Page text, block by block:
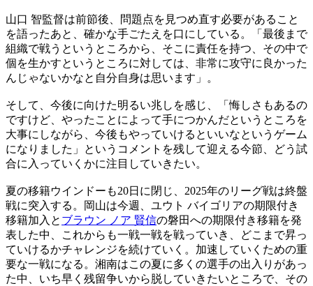
山口 智監督は前節後、問題点を見つめ直す必要があること
を語ったあと、確かな手ごたえを口にしている。「最後まで
組織で戦うというところから、そこに責任を持つ、その中で
個を生かすというところに対しては、非常に攻守に良かった
んじゃないかなと自分自身は思います」。
そして、今後に向けた明るい兆しを感じ、「悔しさもあるの
ですけど、やったことによって手につかんだというところを
大事にしながら、今後もやっていけるといいなというゲーム
になりました」というコメントを残して迎える今節、どう試
合に入っていくかに注目していきたい。
夏の移籍ウインドーも20日に閉じ、2025年のリーグ戦は終盤
戦に突入する。岡山は今週、ユウト バイゴリアの期限付き
移籍加入と ブラウン ノア 賢信の磐田への期限付き移籍を発
表した中、これからも一戦一戦を戦っていき、どこまで昇っ
ていけるかチャレンジを続けていく。加速していくための重
要な一戦になる。湘南はこの夏に多くの選手の出入りがあっ
た中、いち早く残留争いから脱していきたいところで、その